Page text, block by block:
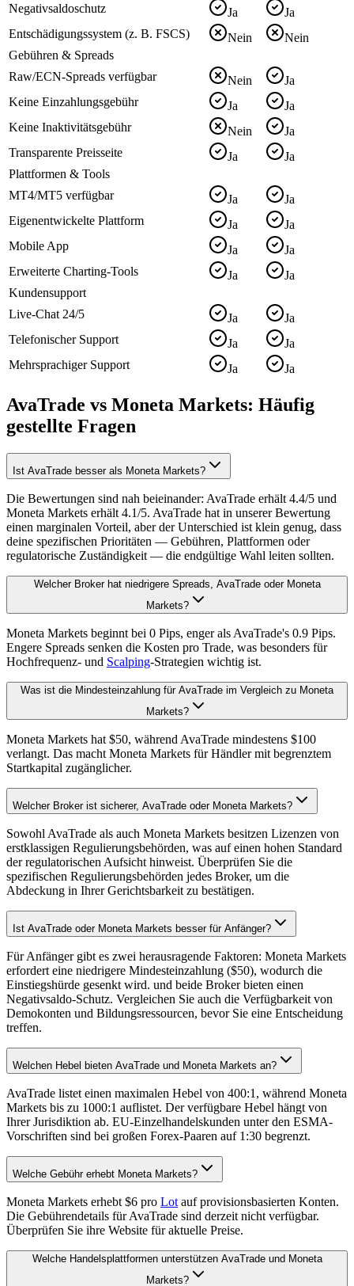
Negativsaldoschutz
Ja
Ja
Entschädigungssystem (z. B. FSCS)
Nein
Nein
Gebühren & Spreads
Raw/ECN-Spreads verfügbar
Nein
Ja
Keine Einzahlungsgebühr
Ja
Ja
Keine Inaktivitätsgebühr
Nein
Ja
Transparente Preisseite
Ja
Ja
Plattformen & Tools
MT4/MT5 verfügbar
Ja
Ja
Eigenentwickelte Plattform
Ja
Ja
Mobile App
Ja
Ja
Erweiterte Charting-Tools
Ja
Ja
Kundensupport
Live-Chat 24/5
Ja
Ja
Telefonischer Support
Ja
Ja
Mehrsprachiger Support
Ja Ja
AvaTrade vs Moneta Markets: Häufig
gestellte Fragen
Ist AvaTrade besser als Moneta Markets?
Die Bewertungen sind nah beieinander: AvaTrade erhält 4.4/5 und
Moneta Markets erhält 4.1/5. AvaTrade hat in unserer Bewertung
einen marginalen Vorteil, aber der Unterschied ist klein genug, dass
deine spezifischen Prioritäten — Gebühren, Plattformen oder
regulatorische Zuständigkeit — die endgültige Wahl leiten sollten.
Welcher Broker hat niedrigere Spreads, AvaTrade oder Moneta
Markets?
Moneta Markets beginnt bei 0 Pips, enger als AvaTrade's 0.9 Pips.
Engere Spreads senken die Kosten pro Trade, was besonders für
Hochfrequenz- und Scalping-Strategien wichtig ist.
Was ist die Mindesteinzahlung für AvaTrade im Vergleich zu Moneta
Markets?
Moneta Markets hat $50, während AvaTrade mindestens $100
verlangt. Das macht Moneta Markets für Händler mit begrenztem
Startkapital zugänglicher.
Welcher Broker ist sicherer, AvaTrade oder Moneta Markets?
Sowohl AvaTrade als auch Moneta Markets besitzen Lizenzen von
erstklassigen Regulierungsbehörden, was auf einen hohen Standard
der regulatorischen Aufsicht hinweist. Überprüfen Sie die
spezifischen Regulierungsbehörden jedes Broker, um die
Abdeckung in Ihrer Gerichtsbarkeit zu bestätigen.
Ist AvaTrade oder Moneta Markets besser für Anfänger?
Für Anfänger gibt es zwei herausragende Faktoren: Moneta Markets
erfordert eine niedrigere Mindesteinzahlung ($50), wodurch die
Einstiegshürde gesenkt wird. und beide Broker bieten einen
Negativsaldo-Schutz. Vergleichen Sie auch die Verfügbarkeit von
Demokonten und Bildungsressourcen, bevor Sie eine Entscheidung
treffen.
Welchen Hebel bieten AvaTrade und Moneta Markets an?
AvaTrade listet einen maximalen Hebel von 400:1, während Moneta
Markets bis zu 1000:1 auflistet. Der verfügbare Hebel hängt von
Ihrer Jurisdiktion ab. EU-Einzelhandelskunden unter den ESMA-
Vorschriften sind bei großen Forex-Paaren auf 1:30 begrenzt.
Welche Gebühr erhebt Moneta Markets?
Moneta Markets erhebt $6 pro Lot auf provisionsbasierten Konten.
Die Gebührendetails für AvaTrade sind derzeit nicht verfügbar.
Überprüfen Sie ihre Website für aktuelle Preise.
Welche Handelsplattformen unterstützen AvaTrade und Moneta
Markets?